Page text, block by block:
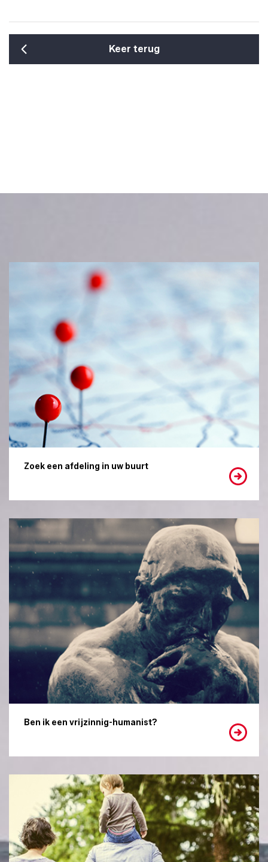
Keer terug
Zoek een afdeling in uw buurt
Ben ik een vrijzinnig-humanist?